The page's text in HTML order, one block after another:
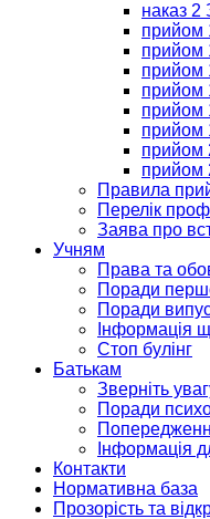
наказ
прийом
прийом
прийом
прийом
прийом
прийом
прийом
прийом
Правила
Перелік
Заява про
Учням
Права та
Поради
Поради
Інформація
Стоп булінг
Батькам
Зверніть
Поради
Інформація
Контакти
Нормативна база
Прозорість та